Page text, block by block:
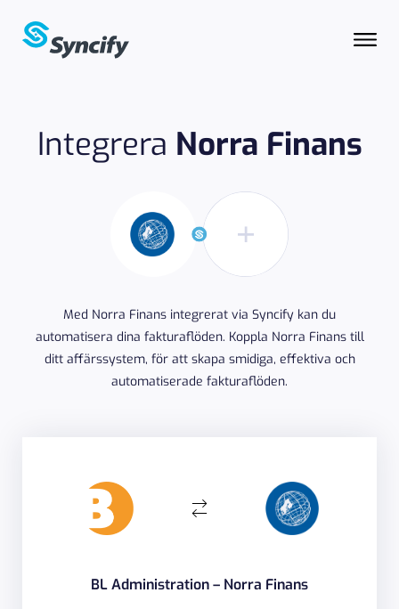
Integrera Norra Finans
Med Norra Finans integrerat via Syncify kan du
automatisera dina fakturaflöden. Koppla Norra Finans till
ditt affärssystem, för att skapa smidiga, effektiva och
automatiserade fakturaflöden.
BL Administration – Norra Finans